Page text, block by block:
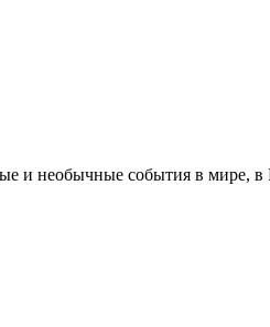
и необычные события в мире, в